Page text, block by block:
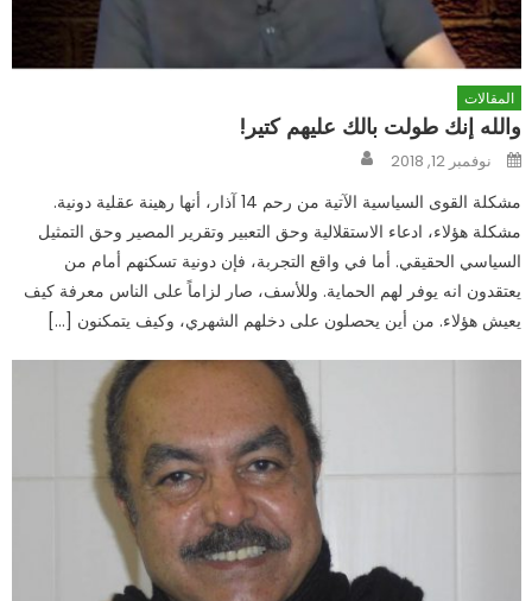
المقالات
والله إنك طولت بالك عليهم كتير!
Posted
onنوفمبر 12, 2018
مشكلة القوى السياسية الآتية من رحم 14 آذار، أنها رهينة عقلية دونية.
مشكلة هؤلاء، ادعاء الاستقلالية وحق التعبير وتقرير المصير وحق التمثيل
السياسي الحقيقي. أما في واقع التجربة، فإن دونية تسكنهم أمام من
يعتقدون انه يوفر لهم الحماية. وللأسف، صار لزاماً على الناس معرفة كيف
يعيش هؤلاء. من أين يحصلون على دخلهم الشهري، وكيف يتمكنون […]